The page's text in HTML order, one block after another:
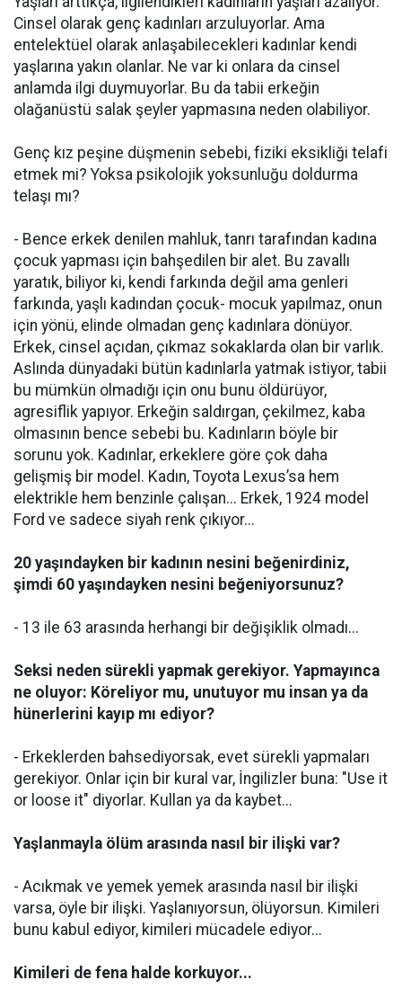
Cinsel olarak genç kadınları arzuluyorlar. Ama
entelektüel olarak anlaşabilecekleri kadınlar kendi
yaşlarına yakın olanlar. Ne var ki onlara da cinsel
anlamda ilgi duymuyorlar. Bu da tabii erkeğin
olağanüstü salak şeyler yapmasına neden olabiliyor.
Genç kız peşine düşmenin sebebi, fiziki eksikliği telafi
etmek mi? Yoksa psikolojik yoksunluğu doldurma
telaşı mı?
- Bence erkek denilen mahluk, tanrı tarafından kadına
çocuk yapması için bahşedilen bir alet. Bu zavallı
yaratık, biliyor ki, kendi farkında değil ama genleri
farkında, yaşlı kadından çocuk- mocuk yapılmaz, onun
için yönü, elinde olmadan genç kadınlara dönüyor.
Erkek, cinsel açıdan, çıkmaz sokaklarda olan bir varlık.
Aslında dünyadaki bütün kadınlarla yatmak istiyor, tabii
bu mümkün olmadığı için onu bunu öldürüyor,
agresiflik yapıyor. Erkeğin saldırgan, çekilmez, kaba
olmasının bence sebebi bu. Kadınların böyle bir
sorunu yok. Kadınlar, erkeklere göre çok daha
gelişmiş bir model. Kadın, Toyota Lexus’sa hem
elektrikle hem benzinle çalışan... Erkek, 1924 model
Ford ve sadece siyah renk çıkıyor...
20 yaşındayken bir kadının nesini beğenirdiniz,
şimdi 60 yaşındayken nesini beğeniyorsunuz?
- 13 ile 63 arasında herhangi bir değişiklik olmadı...
Seksi neden sürekli yapmak gerekiyor. Yapmayınca
ne oluyor: Köreliyor mu, unutuyor mu insan ya da
hünerlerini kayıp mı ediyor?
- Erkeklerden bahsediyorsak, evet sürekli yapmaları
gerekiyor. Onlar için bir kural var, İngilizler buna: "Use it
or loose it" diyorlar. Kullan ya da kaybet...
Yaşlanmayla ölüm arasında nasıl bir ilişki var?
- Acıkmak ve yemek yemek arasında nasıl bir ilişki
varsa, öyle bir ilişki. Yaşlanıyorsun, ölüyorsun. Kimileri
bunu kabul ediyor, kimileri mücadele ediyor...
Kimileri de fena halde korkuyor...